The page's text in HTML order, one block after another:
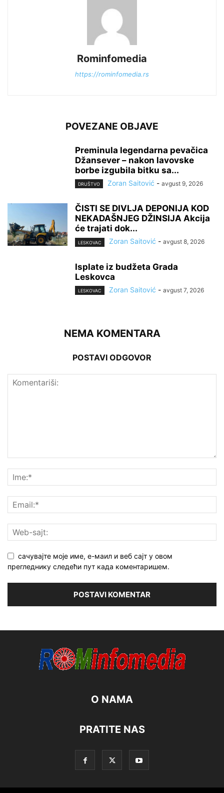
Rominfomedia
https://rominfomedia.rs
POVEZANE OBJAVE
Preminula legendarna pevačica
Džansever – nakon lavovske
borbe izgubila bitku sa...
DRUŠTVO Zoran Saitović - avgust 9, 2026
ČISTI SE DIVLJA DEPONIJA KOD
NEKADAŠNJEG DŽINSIJA Akcija
će trajati dok...
LESKOVAC Zoran Saitović - avgust 8, 2026
Isplate iz budžeta Grada
Leskovca
LESKOVAC Zoran Saitović - avgust 7, 2026
NEMA KOMENTARA
POSTAVI ODGOVOR
сачувајте моје име, е-маил и веб сајт у овом
прегледнику следећи пут када коментаришем.
O NAMA
PRATITE NAS